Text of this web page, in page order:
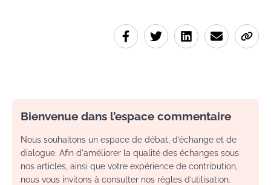
Bienvenue dans l’espace commentaire
Nous souhaitons un espace de débat, d’échange et de
dialogue. Afin d'améliorer la qualité des échanges sous
nos articles, ainsi que votre expérience de contribution,
nous vous invitons à consulter nos règles d’utilisation.